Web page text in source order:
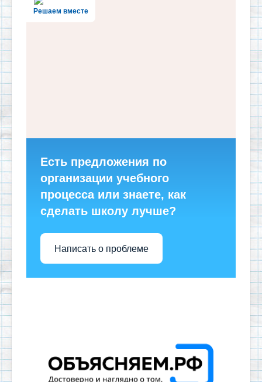
Решаем вместе
Есть предложения по
организации учебного
процесса или знаете, как
сделать школу лучше?
Написать о проблеме